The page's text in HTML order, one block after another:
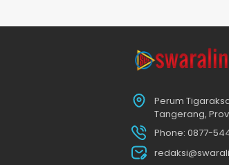
Perum
Tangerang,
Phone: 0877-